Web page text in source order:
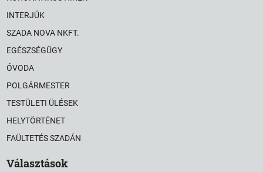
INTERJÚK
SZADA NOVA NKFT.
EGÉSZSÉGÜGY
ÓVODA
POLGÁRMESTER
TESTÜLETI ÜLÉSEK
HELYTÖRTÉNET
FAÜLTETÉS SZADÁN
Választások